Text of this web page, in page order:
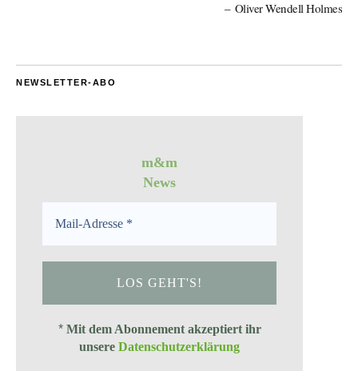
Oliver Wendell Holmes
NEWSLETTER-ABO
m&m
News
* Mit dem Abonnement akzeptiert ihr
unsereDatenschutzerklärung